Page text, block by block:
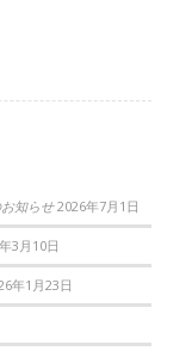
知らせ 2026年7月1日
3月10日
年1月23日